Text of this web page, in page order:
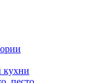
кухни